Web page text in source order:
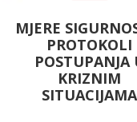
MJERE
PROTOKOLI
POSTUPANJA
KRIZNIM
SITUACIJAMA